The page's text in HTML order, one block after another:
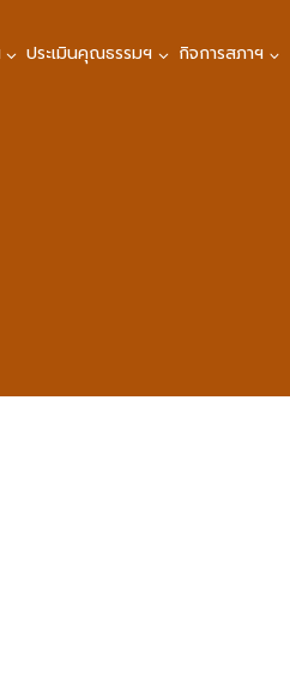
ประเมินคุณธรรมฯ กิจการสภาฯ